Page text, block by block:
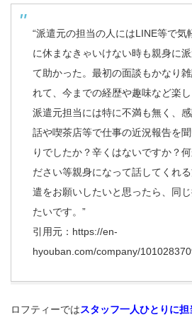
“派遣元の担当の人にはLINE等で気
に休まなきゃいけない時も親身に
て助かった。最初の面談もかなり
れて、今までの経歴や趣味など楽し
派遣元担当には特に不満も無く、
話や喫茶店等で仕事の近況報告を
りでしたか？辛くはないですか？
ださい等親身になって話してくれ
遣をお願いしたいと思ったら、同
たいです。”
引用元： https://en-
hyouban.com/company/
ロフティーではスタッフ一人ひとりに